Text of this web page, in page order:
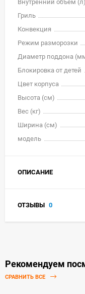
Внутренний объем (л)
Гриль
Конвекция
Режим разморозки
Диаметр поддона
Блокировка от детей
Цвет корпуса
Высота (см)
Вес (кг)
Ширина (см)
модель
ОПИСАНИЕ
ОТЗЫВЫ 0
Рекомендуем
СРАВНИТЬ ВСЕ